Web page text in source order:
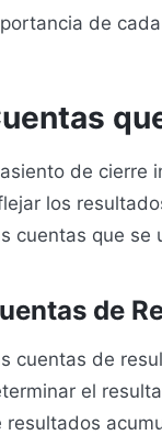
de
de cierre
los
cuentas que se
de
cuentas de
el
resultados